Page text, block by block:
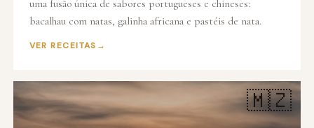
uma fusão única de sabores portugueses e chineses:
bacalhau com natas, galinha africana e pastéis de nata.
VER RECEITAS
🇲🇿